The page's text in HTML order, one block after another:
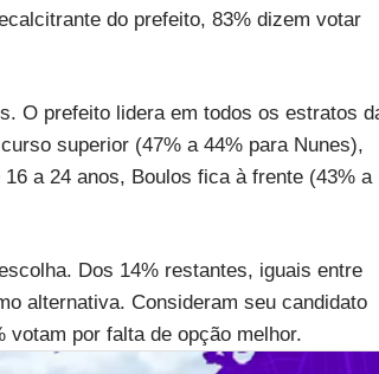
do prefeito, 83% dizem votar
O prefeito lidera em todos os estratos
superior (47% a 44% para Nunes),
a 24 anos, Boulos fica à frente (43% a
Dos 14% restantes, iguais entre
alternativa. Consideram seu candidato
votam por falta de opção melhor.